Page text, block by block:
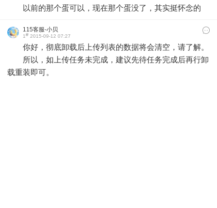
以前的那个蛋可以，现在那个蛋没了，其实挺怀念的
115客服-小贝
1# 2015-09-12 07:27
你好，彻底卸载后上传列表的数据将会清空，请了解。
所以，如上传任务未完成，建议先待任务完成后再行卸
载重装即可。